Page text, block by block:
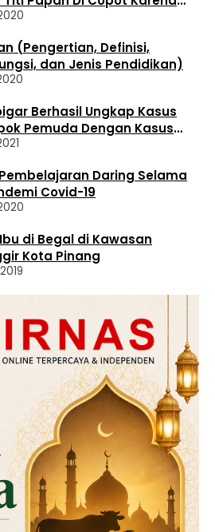
yang santer disebut sebagai
besar yang mengendalikan
tersebut. Marihot diketahui
haramnya di wilayah Titi …
Sama Warganya
(Pengertian, Definisi,
dan Jenis Pendidikan)
Berhasil Ungkap Kasus
Pemuda Dengan Kasus
Daring Selama
Covid-19
di Begal di Kawasan
Kota Pinang